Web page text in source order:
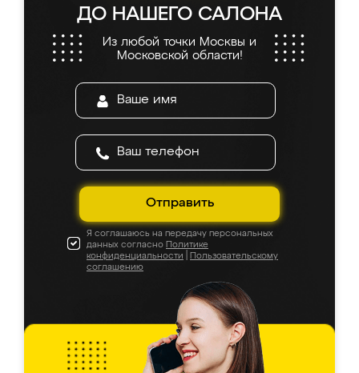
ДО НАШЕГО САЛОНА
Из любой точки Москвы и
Московской области!
Отправить
Я соглашаюсь на передачу персональных
данных согласно Политике
конфиденциальности
Пользовательскому
соглашению